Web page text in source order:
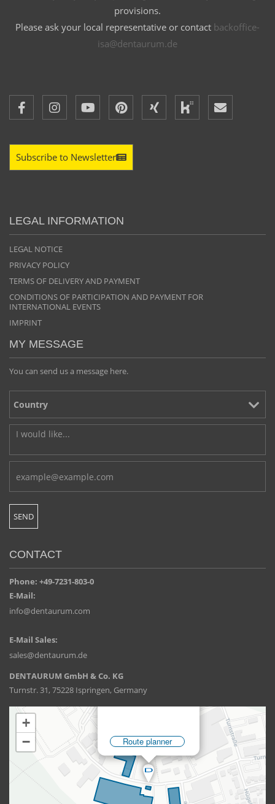
provisions.
Please ask your local representative or contact backoffice-
isa@dentaurum.de
Subscribe to Newsletter
LEGAL INFORMATION
LEGAL NOTICE
PRIVACY POLICY
TERMS OF DELIVERY AND PAYMENT
CONDITIONS OF PARTICIPATION AND PAYMENT FOR
INTERNATIONAL EVENTS
IMPRINT
MY MESSAGE
You can send us a message here.
CONTACT
Phone: +49-7231-803-0
E-Mail:
info@dentaurum.com
E-Mail Sales:
sales@dentaurum.de
DENTAURUM GmbH & Co. KG
Turnstr. 31, 75228 Ispringen, Germany